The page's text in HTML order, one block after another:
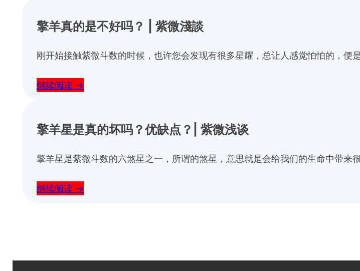
擎羊真的是不好吗？ | 紫微淺談
刚开始接触紫微斗数的时候，也许您会发现有很多星耀，总让人感觉怕怕的，便
继续阅读 →
擎羊星是真的坏吗？优缺点？| 紫微浅谈
擎羊星是紫微斗数的六煞星之一，所谓的煞星，意思就是会给我们的生命中带
继续阅读 →